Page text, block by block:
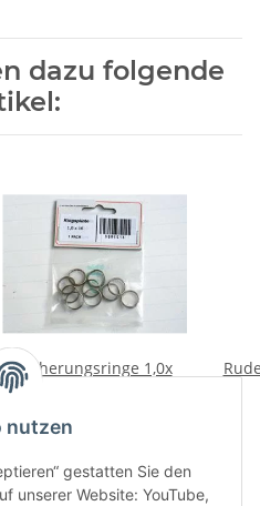
dazu folgende
Sicherungsringe 1,0x
16mm endl. (10 Stk.)
nutzen
gestatten Sie den
unserer Website: YouTube,